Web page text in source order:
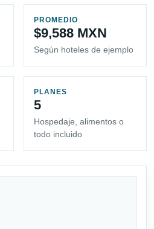
PROMEDIO
$9,588 MXN
Según hoteles de ejemplo
PLANES
5
Hospedaje, alimentos o
todo incluido